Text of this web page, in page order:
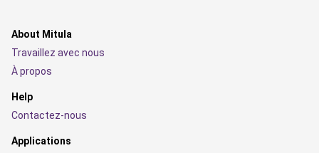
About Mitula
Travaillez avec nous
À propos
Help
Contactez-nous
Applications